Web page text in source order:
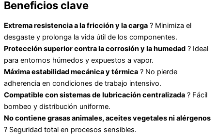
Beneficios clave
Extrema resistencia a la fricción y la carga ? Minimiza el
desgaste y prolonga la vida útil de los componentes.
Protección superior contra la corrosión y la humedad ? Ideal
para entornos húmedos y expuestos a vapor.
Máxima estabilidad mecánica y térmica ? No pierde
adherencia en condiciones de trabajo intensivo.
Compatible con sistemas de lubricación centralizada ? Fácil
bombeo y distribución uniforme.
No contiene grasas animales, aceites vegetales ni alérgenos
? Seguridad total en procesos sensibles.